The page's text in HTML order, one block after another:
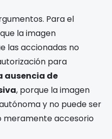
Para el
la imagen
las accionadas no
para
ausencia de
, porque la imagen
y no puede ser
accesorio